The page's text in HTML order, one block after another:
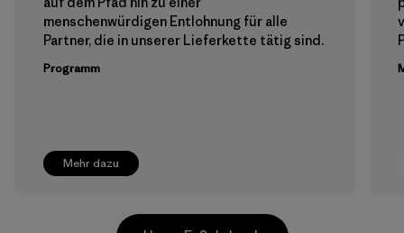
Mehr dazu
menschenwürdigen Entlohnung für alle
Partner, die in unserer Lieferkette tätig sind.
Programm